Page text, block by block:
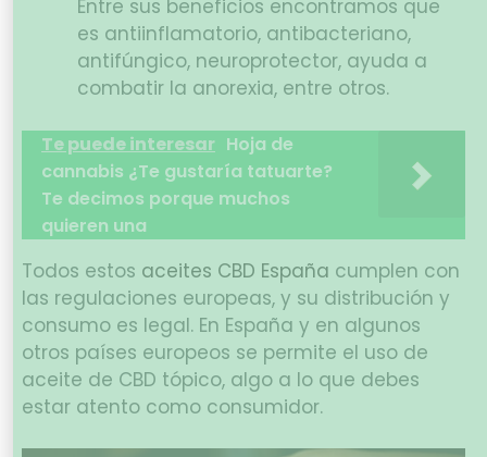
Entre sus beneficios encontramos que
es antiinflamatorio, antibacteriano,
antifúngico, neuroprotector, ayuda a
combatir la anorexia, entre otros.
Te puede interesar Hoja de
cannabis ¿Te gustaría tatuarte?
Te decimos porque muchos
quieren una
Todos estos aceites CBD España cumplen con
las regulaciones europeas, y su distribución y
consumo es legal. En España y en algunos
otros países europeos se permite el uso de
aceite de CBD tópico, algo a lo que debes
estar atento como consumidor.